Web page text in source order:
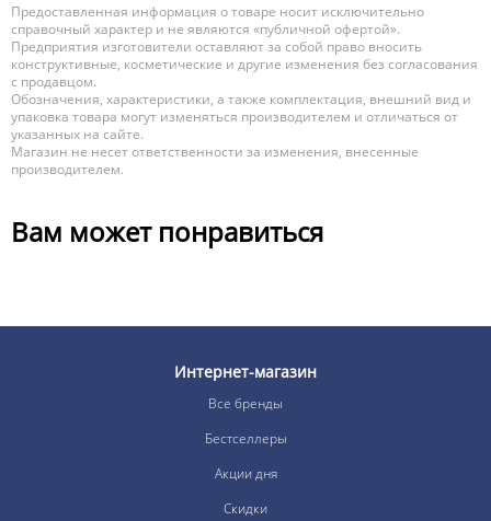
Предоставленная информация о товаре носит исключительно
справочный характер и не являются «публичной офертой».
Предприятия изготовители оставляют за собой право вносить
конструктивные, косметические и другие изменения без согласования
с продавцом.
Обозначения, характеристики, а также комплектация, внешний вид и
упаковка товара могут изменяться производителем и отличаться от
указанных на сайте.
Магазин не несет ответственности за изменения, внесенные
производителем.
Вам может понравиться
Интернет-магазин
Все бренды
Бестселлеры
Акции дня
Скидки